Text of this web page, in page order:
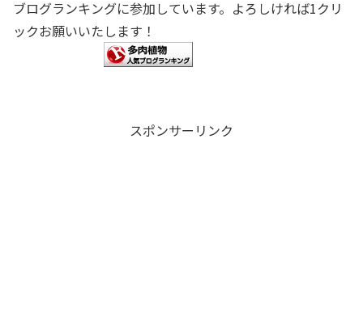
ブログランキングに参加しています。よろしければ1クリ
ックお願いいたします！
スポンサーリンク